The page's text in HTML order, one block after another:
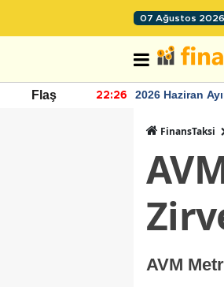
07 Ağustos 2026
Flaş 22:26
2026 Haziran
FinansTaksi
AVM